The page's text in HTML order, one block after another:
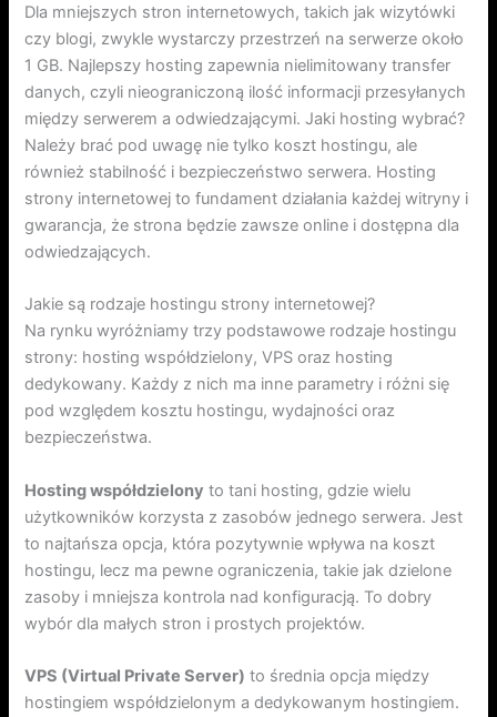
Dla mniejszych stron internetowych, takich jak wizytówki
czy blogi, zwykle wystarczy przestrzeń na serwerze około
1 GB. Najlepszy hosting zapewnia nielimitowany transfer
danych, czyli nieograniczoną ilość informacji przesyłanych
między serwerem a odwiedzającymi. Jaki hosting wybrać?
Należy brać pod uwagę nie tylko koszt hostingu, ale
również stabilność i bezpieczeństwo serwera. Hosting
strony internetowej to fundament działania każdej witryny i
gwarancja, że strona będzie zawsze online i dostępna dla
odwiedzających.
Jakie są rodzaje hostingu strony internetowej?
Na rynku wyróżniamy trzy podstawowe rodzaje hostingu
strony: hosting współdzielony, VPS oraz hosting
dedykowany. Każdy z nich ma inne parametry i różni się
pod względem kosztu hostingu, wydajności oraz
bezpieczeństwa.
Hosting współdzielony to tani hosting, gdzie wielu
użytkowników korzysta z zasobów jednego serwera. Jest
to najtańsza opcja, która pozytywnie wpływa na koszt
hostingu, lecz ma pewne ograniczenia, takie jak dzielone
zasoby i mniejsza kontrola nad konfiguracją. To dobry
wybór dla małych stron i prostych projektów.
VPS (Virtual Private Server) to średnia opcja między
hostingiem współdzielonym a dedykowanym hostingiem.